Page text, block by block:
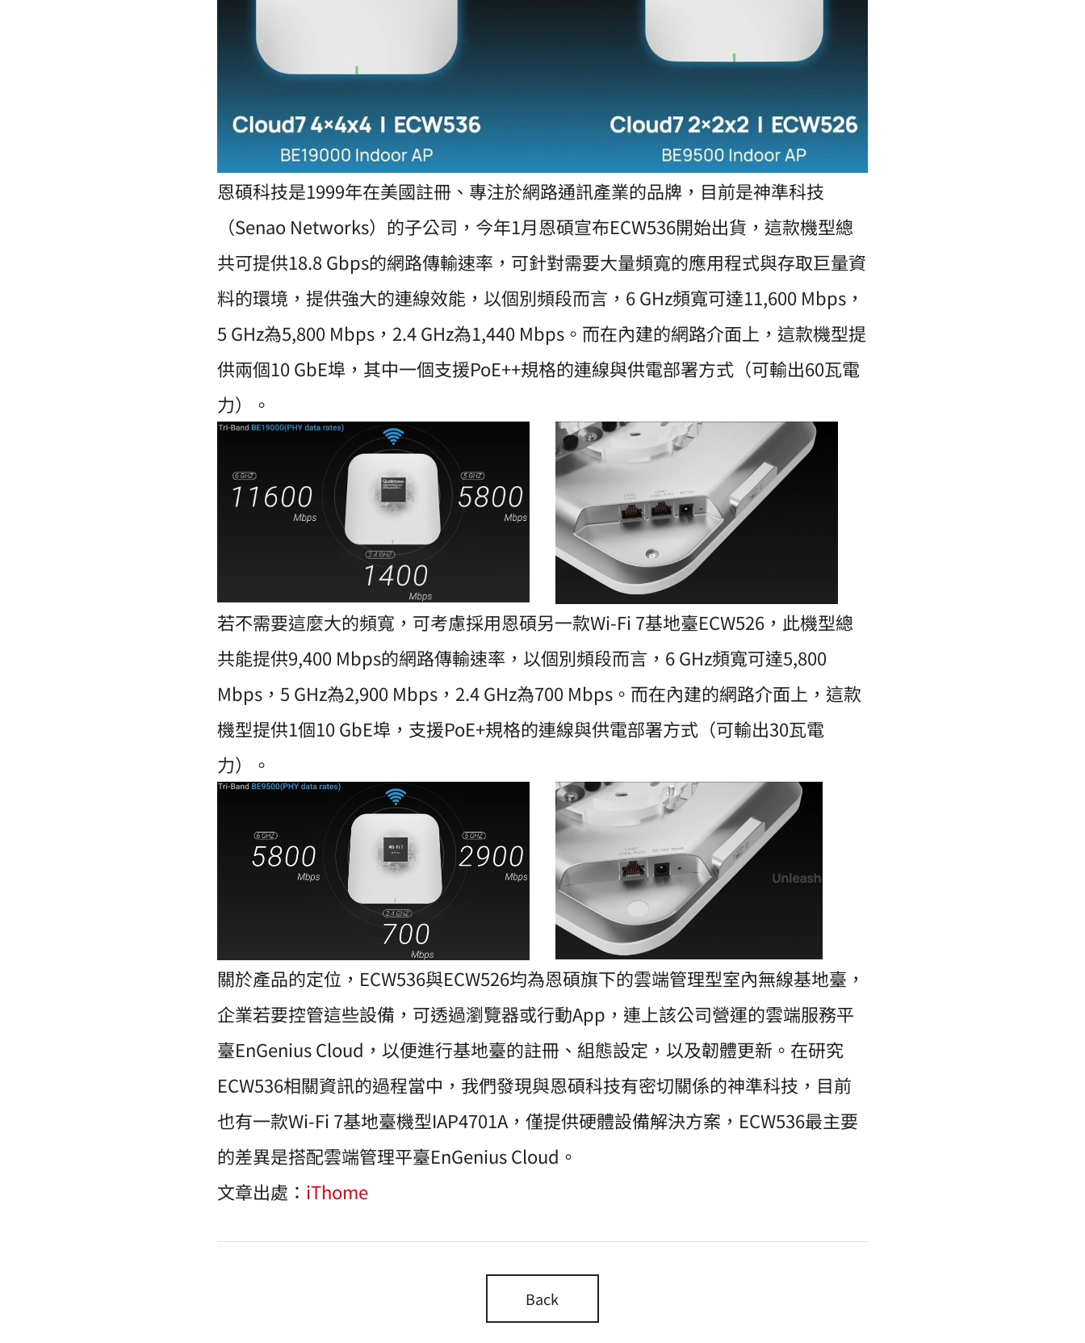
恩碩科技是1999年在美國註冊、專注於網路通訊產業的品牌，目前是神準科技
（Senao Networks）的子公司，今年1月恩碩宣布ECW536開始出貨，這款機型總
共可提供18.8 Gbps的網路傳輸速率，可針對需要大量頻寬的應用程式與存取巨量資
料的環境，提供強大的連線效能，以個別頻段而言，6 GHz頻寬可達11,600 Mbps，
5 GHz為5,800 Mbps，2.4 GHz為1,440 Mbps。而在內建的網路介面上，這款機型提
供兩個10 GbE埠，其中一個支援PoE++規格的連線與供電部署方式（可輸出60瓦電
力）。
若不需要這麼大的頻寬，可考慮採用恩碩另一款Wi-Fi 7基地臺ECW526，此機型總
共能提供9,400 Mbps的網路傳輸速率，以個別頻段而言，6 GHz頻寬可達5,800
Mbps，5 GHz為2,900 Mbps，2.4 GHz為700 Mbps。而在內建的網路介面上，這款
機型提供1個10 GbE埠，支援PoE+規格的連線與供電部署方式（可輸出30瓦電
力）。
關於產品的定位，ECW536與ECW526均為恩碩旗下的雲端管理型室內無線基地臺，
企業若要控管這些設備，可透過瀏覽器或行動App，連上該公司營運的雲端服務平
臺EnGenius Cloud，以便進行基地臺的註冊、組態設定，以及韌體更新。在研究
ECW536相關資訊的過程當中，我們發現與恩碩科技有密切關係的神準科技，目前
也有一款Wi-Fi 7基地臺機型IAP4701A，僅提供硬體設備解決方案，ECW536最主要
的差異是搭配雲端管理平臺EnGenius Cloud。
文章出處： iThome
Back